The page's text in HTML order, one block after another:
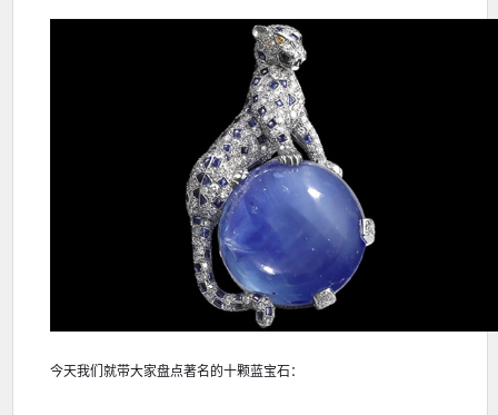
今天我们就带大家盘点著名的十颗蓝宝石：